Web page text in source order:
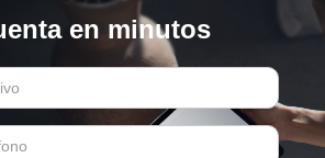
en minutos